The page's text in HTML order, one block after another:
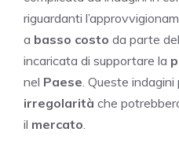
riguardanti
a basso costo da parte
incaricata di supportare la
nel Paese. Queste
irregolarità che
il mercato.